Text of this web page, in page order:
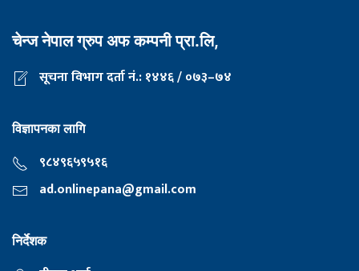
चेन्ज नेपाल ग्रुप अफ कम्पनी प्रा.लि,
सूचना विभाग दर्ता नं.: १४४६ / ०७३–७४
विज्ञापनका लागि
९८४९६५९५१६
ad.onlinepana@gmail.com
निर्देशक